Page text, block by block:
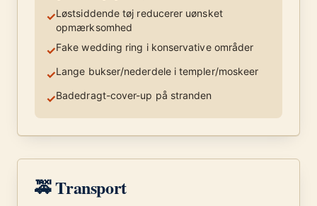
✓Løstsiddende tøj reducerer uønsket
opmærksomhed
✓Fake wedding ring i konservative områder
✓Lange bukser/nederdele i templer/moskeer
✓Badedragt-cover-up på stranden
🚕 Transport